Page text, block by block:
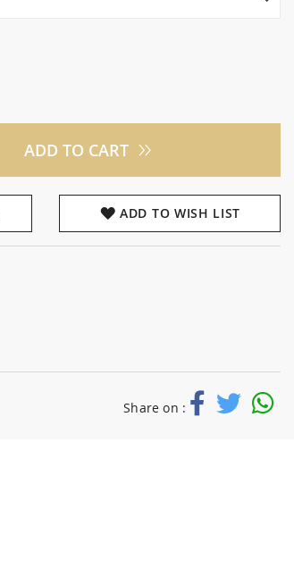
ADD TO CART
ADD TO WISH LIST
Share on :